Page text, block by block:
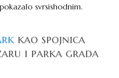
svrsishodnim.
kao spojnica
i parka grada